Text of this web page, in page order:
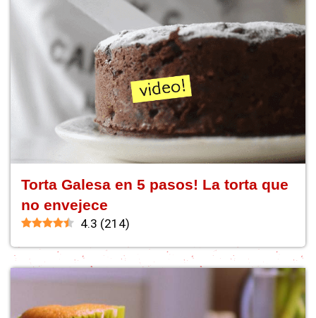
Torta Galesa en 5 pasos! La torta que
no envejece
4.3 (214)